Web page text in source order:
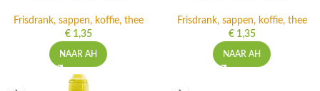
Frisdrank, sappen, koffie, thee
€1,35
NAAR AH
Frisdrank, sappen, koffie, thee
€1,35
NAAR AH